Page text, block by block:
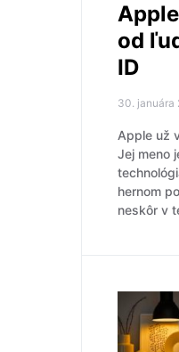
od
ID
30. januára
Apple už
Jej meno
hernom
neskôr v